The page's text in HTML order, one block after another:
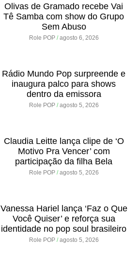
Olivas de Gramado recebe Vai
Tê Samba com show do Grupo
Sem Abuso
Role POP agosto 6, 2026
Rádio Mundo Pop surpreende e
inaugura palco para shows
dentro da emissora
Role POP agosto 5, 2026
Claudia Leitte lança clipe de ‘O
Motivo Pra Vencer’ com
participação da filha Bela
Role POP agosto 5, 2026
Vanessa Hariel lança ‘Faz o Que
Você Quiser’ e reforça sua
identidade no pop soul brasileiro
Role POP agosto 5, 2026